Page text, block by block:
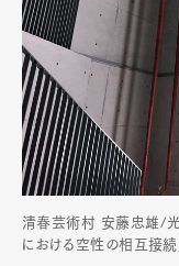
清春芸術村 安藤忠雄/光
における空性の相互接続